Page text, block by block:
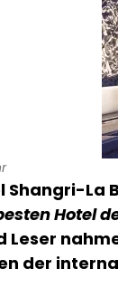
Shangri-La
Hotel
Leser
der